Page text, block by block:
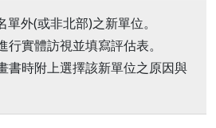
外(或非北部)之新單位。
實體訪視並填寫評估表。
書時附上選擇該新單位之原因與